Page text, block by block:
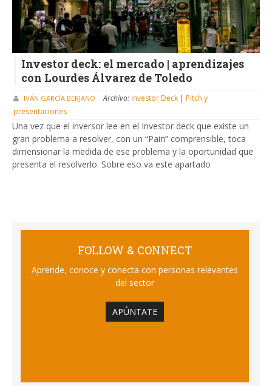
Investor deck: el mercado | aprendizajes
con Lourdes Álvarez de Toledo
IVÁN GARCÍA BERJANO Archivo:Investor Deck | Pitch y
presentaciones
Una vez que el inversor lee en el Investor deck que existe un
gran problema a resolver, con un “Pain” comprensible, toca
dimensionar la medida de ese problema y la oportunidad que
presenta el resolverlo. Sobre eso va este apartado
FOLLOW & CONNECT
Aprende, conoce y conecta con personas relevantes
del sector
APÚNTATE